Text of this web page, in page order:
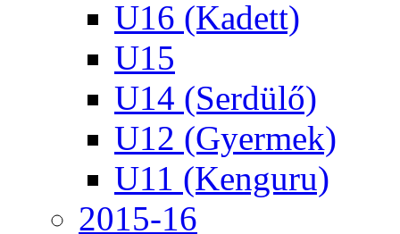
U16 (Kadett)
U15
U14 (Serdülő)
U12 (Gyermek)
U11 (Kenguru)
2015-16